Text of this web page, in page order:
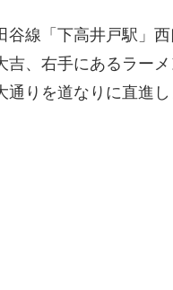
谷線「下高井戸駅」西
吉、右手にあるラー
通りを道なりに直進し